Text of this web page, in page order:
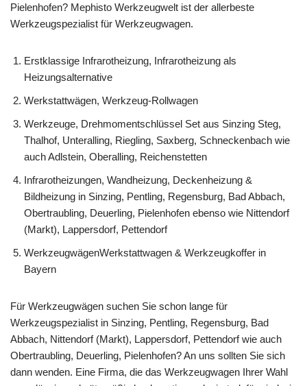
Pielenhofen? Mephisto Werkzeugwelt ist der allerbeste
Werkzeugspezialist für Werkzeugwagen.
Erstklassige Infrarotheizung, Infrarotheizung als
Heizungsalternative
Werkstattwägen, Werkzeug-Rollwagen
Werkzeuge, Drehmomentschlüssel Set aus Sinzing Steg,
Thalhof, Unteralling, Riegling, Saxberg, Schneckenbach wie
auch Adlstein, Oberalling, Reichenstetten
Infrarotheizungen, Wandheizung, Deckenheizung &
Bildheizung in Sinzing, Pentling, Regensburg, Bad Abbach,
Obertraubling, Deuerling, Pielenhofen ebenso wie Nittendorf
(Markt), Lappersdorf, Pettendorf
WerkzeugwägenWerkstattwagen & Werkzeugkoffer in
Bayern
Für Werkzeugwägen suchen Sie schon lange für
Werkzeugspezialist in Sinzing, Pentling, Regensburg, Bad
Abbach, Nittendorf (Markt), Lappersdorf, Pettendorf wie auch
Obertraubling, Deuerling, Pielenhofen? An uns sollten Sie sich
dann wenden. Eine Firma, die das Werkzeugwagen Ihrer Wahl